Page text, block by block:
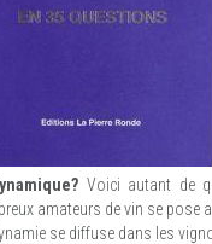
Voici autant de
amateurs de vin se pose
se diffuse dans les